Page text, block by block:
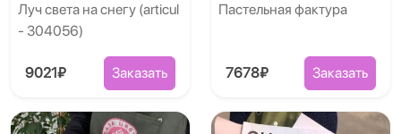
Луч света на снегу (articul
- 304056)
9021₽ Заказать
Пастельная фактура
7678₽ Заказать